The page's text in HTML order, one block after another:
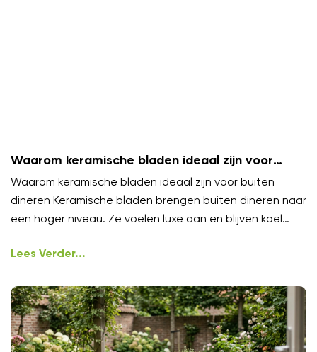
Waarom keramische bladen ideaal zijn voor
buiten dineren
Waarom keramische bladen ideaal zijn voor buiten
dineren Keramische bladen brengen buiten dineren naar
een hoger niveau. Ze voelen luxe aan en blijven koel
Lees Verder...